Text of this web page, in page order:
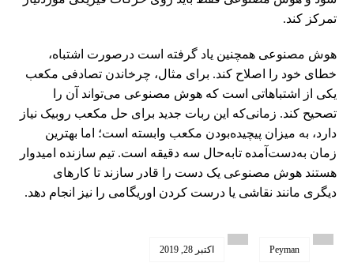
تمرکز کند.
هوش مصنوعی همچنین یاد گرفته است درصورت اشتباه،
خطای خود را اصلاح کند. برای مثال، چرخاندن تصادفی مکعب
یکی از اشتباهاتی است که هوش مصنوعی می‌تواند آن را
تصحیح کند. زمانی‌که این ربات جدید برای حل مکعب روبیک نیاز
دارد، به میزان پیچیده‌بودن مکعب وابسته است؛ اما بهترین
زمان به‌دست‌آمده تا‌به‌حال سه دقیقه است. تیم سازنده امیدوار
هستند هوش مصنوعی یک دست را قادر سازند تا کارهای
دیگری مانند نقاشی یا درست کردن اوریگامی را نیز انجام دهد.
Peyman اکتبر 28, 2019